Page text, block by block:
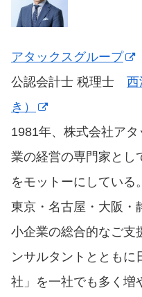
アタックスグループ
公認会計士 税理士 西
き）
1981年、株式会社ア
業の経営の専門家とし
をモットーにしている。
東京・名古屋・大阪・
小企業の総合的なご支
ンサルタントとともに
社」を一社でも多く増